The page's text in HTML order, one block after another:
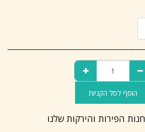
הוסף לסל הקניות
הפירות והירקות שלנו